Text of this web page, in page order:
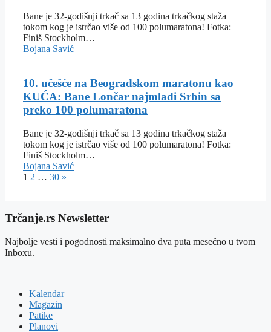
Bane je 32-godišnji trkač sa 13 godina trkačkog staža
tokom kog je istrčao više od 100 polumaratona! Fotka:
Finiš Stockholm…
Bojana Savić
10. učešće na Beogradskom maratonu kao
KUĆA: Bane Lončar najmlađi Srbin sa
preko 100 polumaratona
Bane je 32-godišnji trkač sa 13 godina trkačkog staža
tokom kog je istrčao više od 100 polumaratona! Fotka:
Finiš Stockholm…
Bojana Savić
1 2 … 30 »
Trčanje.rs Newsletter
Najbolje vesti i pogodnosti maksimalno dva puta mesečno u tvom
Inboxu.
Kalendar
Magazin
Patike
Planovi